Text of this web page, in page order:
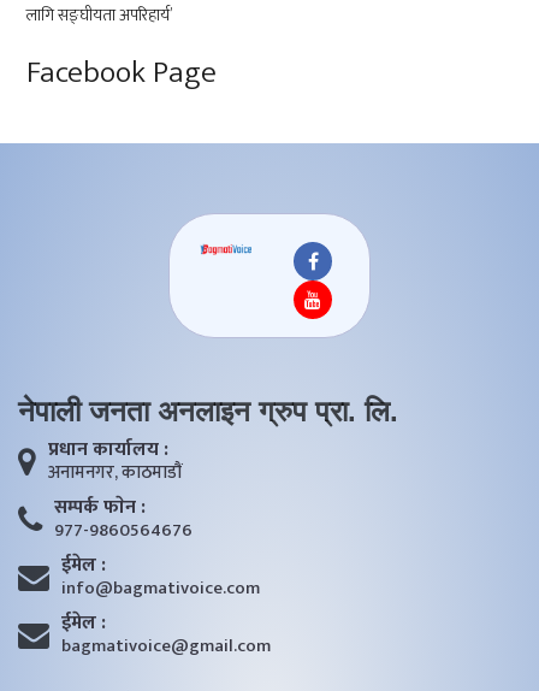
Facebook Page
नेपाली जनता अनलाइन ग्रुप प्रा. लि.
प्रधान कार्यालय :
अनामनगर, काठमाडाैं
सम्पर्क फाेन :
977-9860564676
ईमेल :
info@bagmativoice.com
ईमेल :
bagmativoice@gmail.com